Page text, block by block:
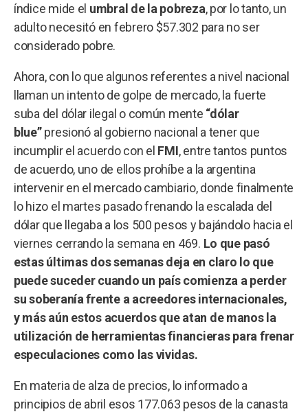
índice mide el umbral de la pobreza, por lo tanto, un
adulto necesitó en febrero $57.302 para no ser
considerado pobre.
Ahora, con lo que algunos referentes a nivel nacional
llaman un intento de golpe de mercado, la fuerte
suba del dólar ilegal o común mente “dólar
blue”presionó al gobierno nacional a tener que
incumplir el acuerdo con el FMI, entre tantos puntos
de acuerdo, uno de ellos prohíbe a la argentina
intervenir en el mercado cambiario, donde finalmente
lo hizo el martes pasado frenando la escalada del
dólar que llegaba a los 500 pesos y bajándolo hacia el
viernes cerrando la semana en 469. Lo que pasó
estas últimas dos semanas deja en claro lo que
puede suceder cuando un país comienza a perder
su soberanía frente a acreedores internacionales,
y más aún estos acuerdos que atan de manos la
utilización de herramientas financieras para frenar
especulaciones como las vividas.
En materia de alza de precios, lo informado a
principios de abril esos 177.063 pesos de la canasta